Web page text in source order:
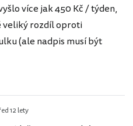
více jak 450 Kč / týden,
veliký rozdíl oproti
(ale nadpis musí být
12 lety